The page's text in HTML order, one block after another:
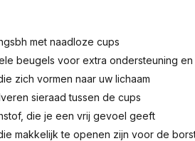
met naadloze cups
beugels voor extra ondersteuning en
zich vormen naar uw lichaam
sieraad tussen de cups
die je een vrij gevoel geeft
makkelijk te openen zijn voor de